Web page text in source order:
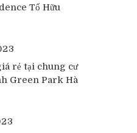
Tố Hữu
rẻ tại chung cư
Green Park Hà